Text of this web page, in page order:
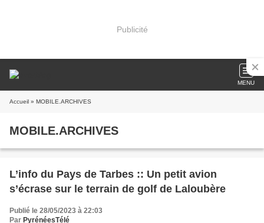
Publicité
MENU
Accueil » MOBILE.ARCHIVES
MOBILE.ARCHIVES
L’info du Pays de Tarbes :: Un petit avion
s’écrase sur le terrain de golf de Laloubère
Publié le 28/05/2023 à 22:03
Par PyrénéesTélé